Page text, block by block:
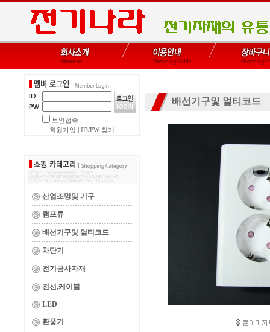
보안접속
회원가입
ID/PW 찾기
산업조명및 기구
램프류
배선기구및 멀티코드
차단기
전기공사자재
전선,케이블
LED
환풍기
배선기구및 멀티코드